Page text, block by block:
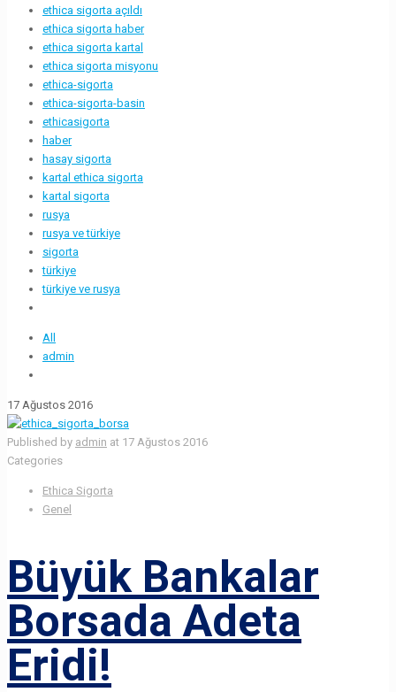
ethica sigorta açıldı
ethica sigorta haber
ethica sigorta kartal
ethica sigorta misyonu
ethica-sigorta
ethica-sigorta-basin
ethicasigorta
haber
hasay sigorta
kartal ethica sigorta
kartal sigorta
rusya
rusya ve türkiye
sigorta
türkiye
türkiye ve rusya
All
admin
17 Ağustos 2016
Published by admin at 17 Ağustos 2016
Categories
Ethica Sigorta
Genel
Büyük Bankalar
Borsada Adeta
Eridi!